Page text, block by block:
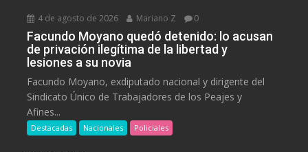
4 de agosto de 2026 Mariano Z 0
Facundo Moyano quedó detenido: lo acusan
de privación ilegítima de la libertad y
lesiones a su novia
Facundo Moyano, exdiputado nacional y dirigente del
Sindicato Único de Trabajadores de los Peajes y
Afines...
Destacadas Nacionales Policiales